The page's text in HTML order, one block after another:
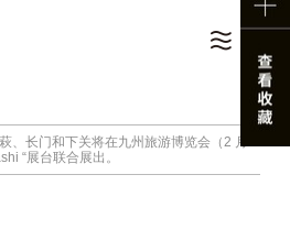
萩、长门和下关将在九州旅游博览会（2 月 2
“展台联合展出。